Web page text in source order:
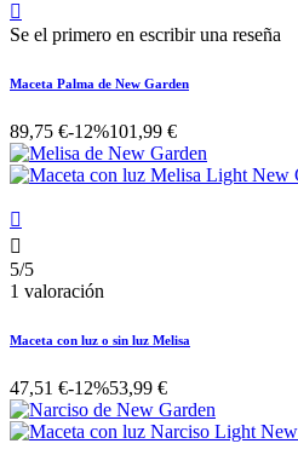

Se el primero en escribir una reseña
Maceta Palma de New Garden
89,75 €-12%101,99 €


5/5
1 valoración
Maceta con luz o sin luz Melisa
47,51 €-12%53,99 €